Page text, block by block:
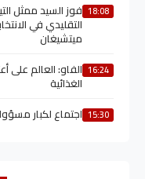
18:08 فوز السيد ممثل
التقليدي في
ميتشيغان
16:24 الفاو: العالم على
الغذائية
15:30 اجتماع لكبار